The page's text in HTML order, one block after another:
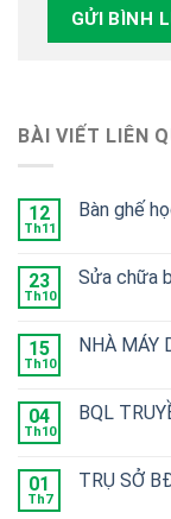
BÀI VIẾT LIÊN
12
Th11
Bàn ghế
23
Th10
Sửa chữa
15
Th10
NHÀ MÁY
04
Th10
BQL
01
Th7
TRỤ SỞ